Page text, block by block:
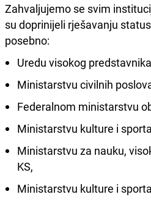
Zahvaljujemo se svim
su doprinijeli rješavanju
posebno:
Uredu visokog
Ministarstvu civilnih
Federalnom ministarstvu
Ministarstvu kulture i
Ministarstvu za nauku,
KS,
Ministarstvu kulture i